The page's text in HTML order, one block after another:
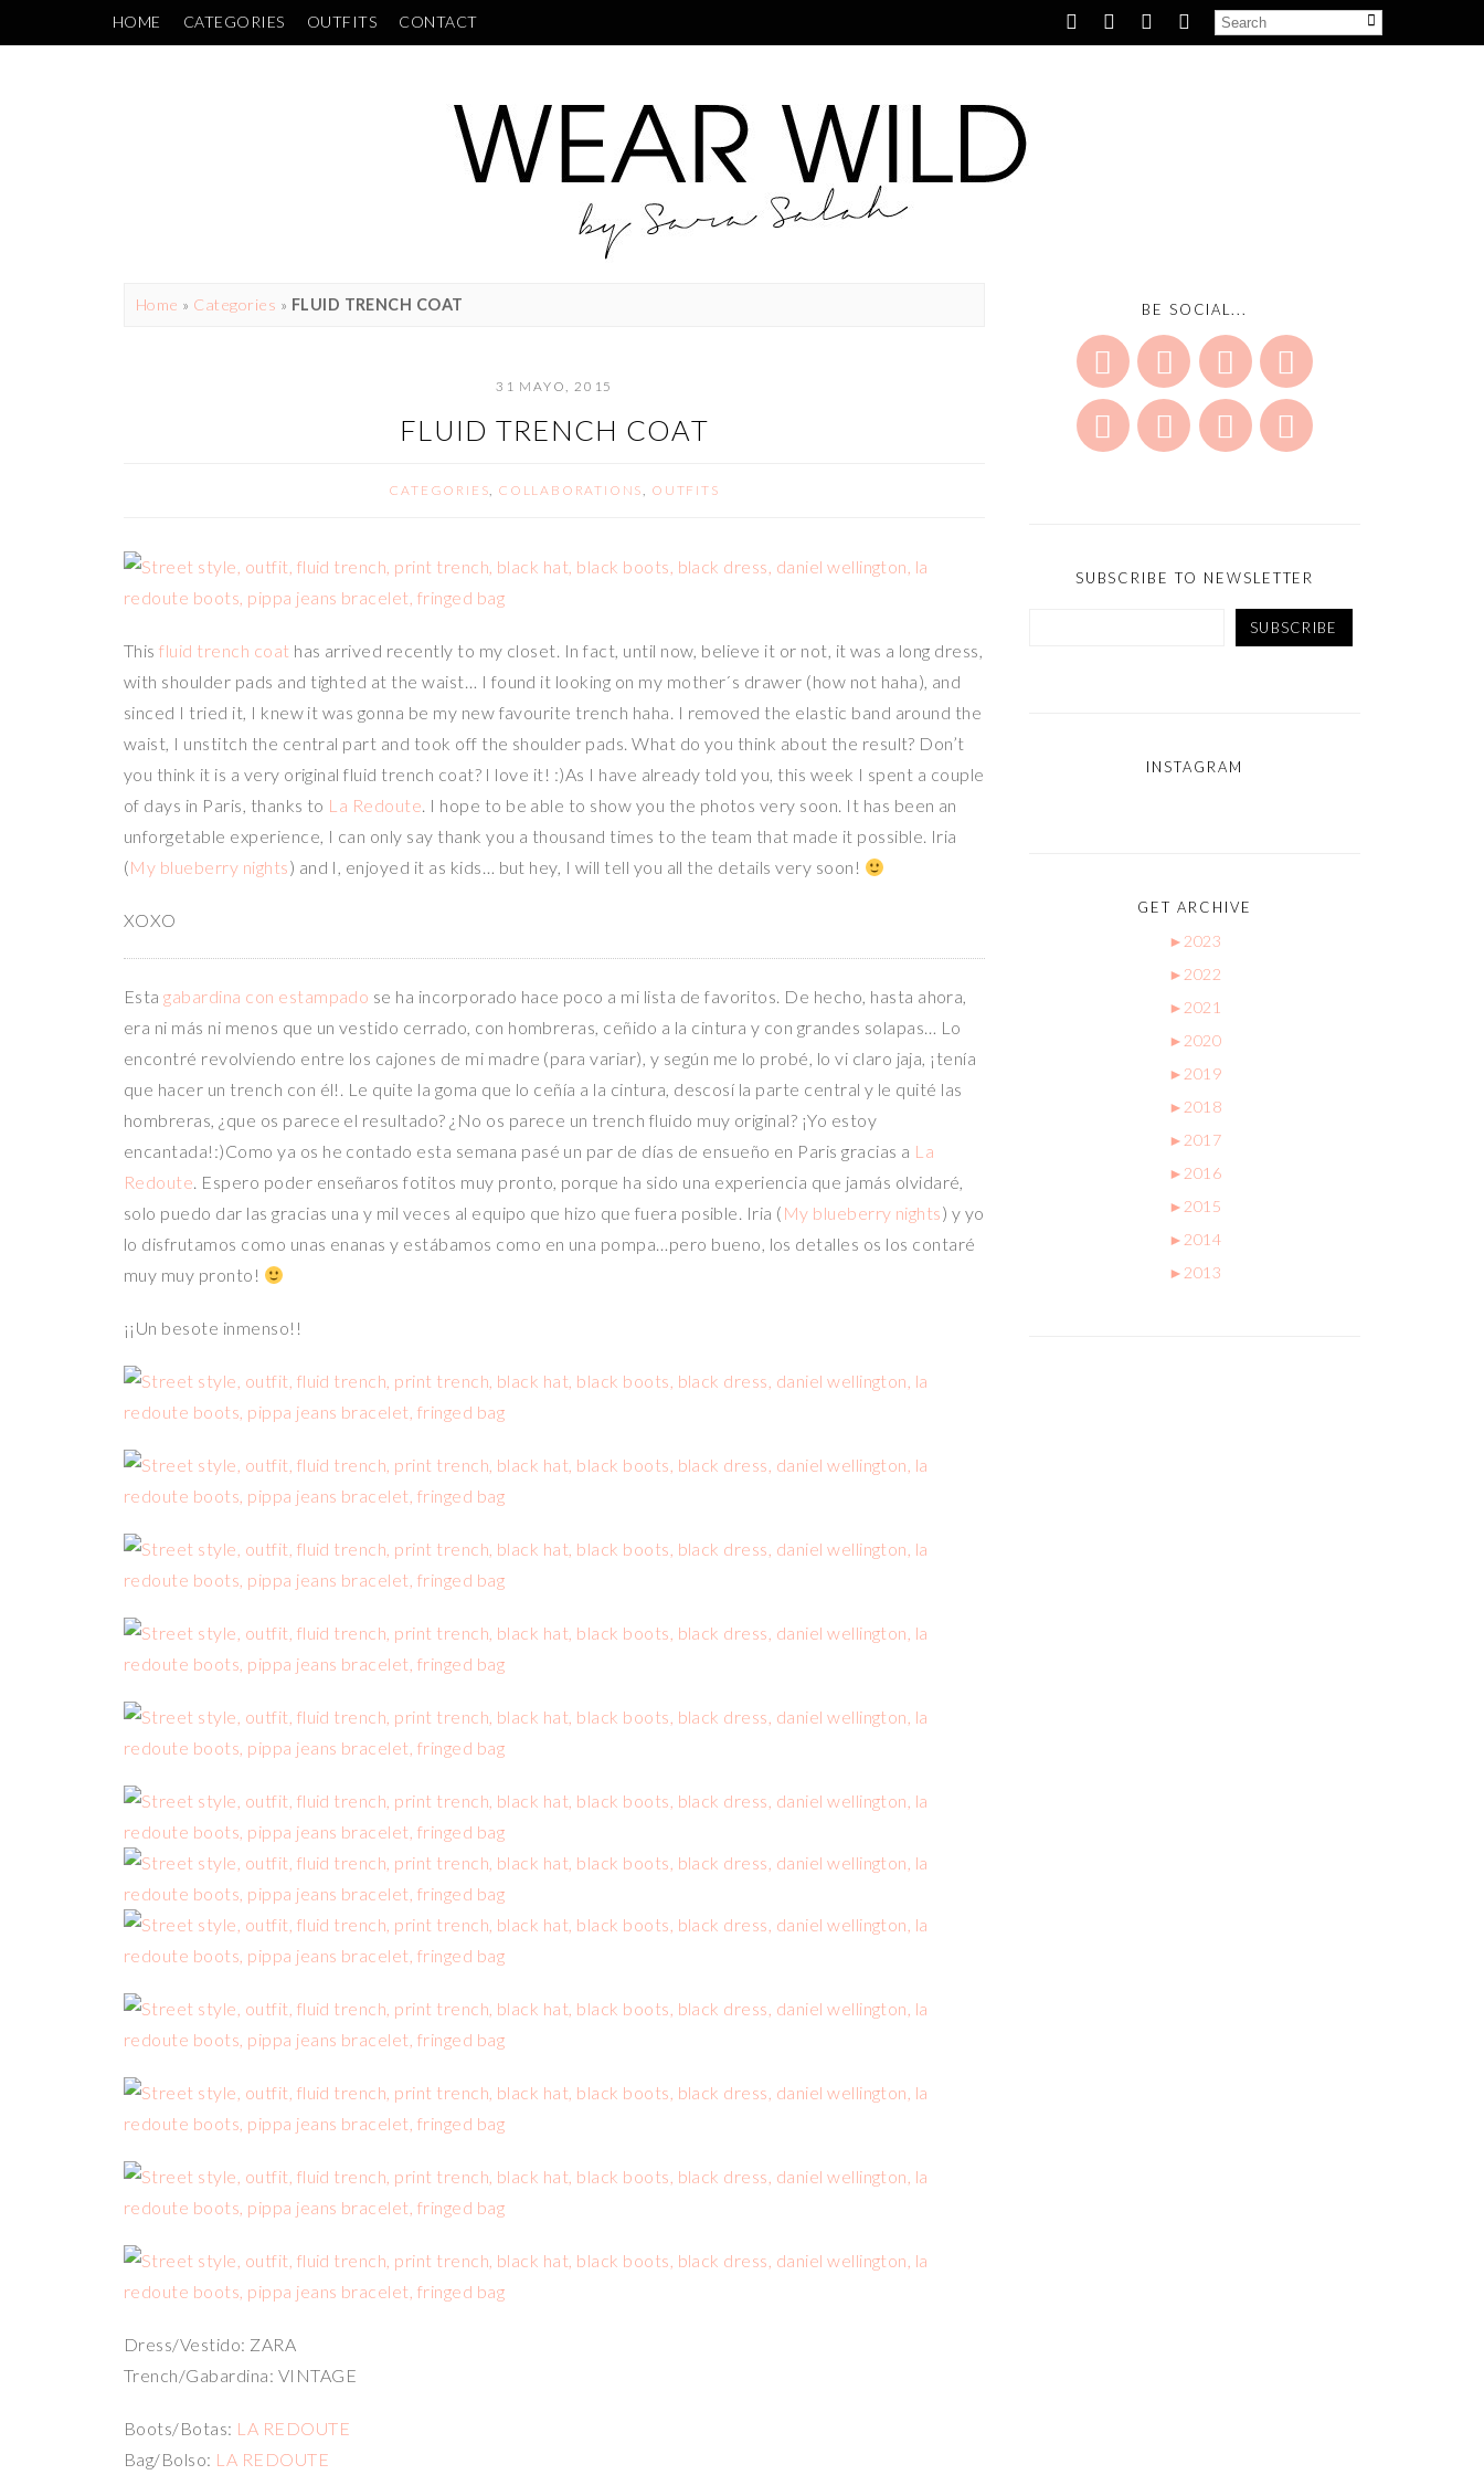
HOME CATEGORIES OUTFITS CONTACT
Home » Categories » FLUID TRENCH COAT
31 MAYO, 2015
FLUID TRENCH COAT
CATEGORIES, COLLABORATIONS, OUTFITS
Thisfluid trench coat has arrived recently to my closet. In fact, until now, believe it or not, it was a long dress,
with shoulder pads and tighted at the waist… I found it looking on my mother´s drawer (how not haha), and
sinced I tried it, I knew it was gonna be my new favourite trench haha. I removed the elastic band around the
waist, I unstitch the central part and took off the shoulder pads. What do you think about the result? Don’t
you think it is a very original fluid trench coat? I love it! :)As I have already told you, this week I spent a couple
of days in Paris, thanks to La Redoute. I hope to be able to show you the photos very soon. It has been an
unforgetable experience, I can only say thank you a thousand times to the team that made it possible. Iria
(My blueberry nights) and I, enjoyed it as kids… but hey, I will tell you all the details very soon!
XOXO
Estagabardina con estampado se ha incorporado hace poco a mi lista de favoritos. De hecho, hasta ahora,
era ni más ni menos que un vestido cerrado, con hombreras, ceñido a la cintura y con grandes solapas… Lo
encontré revolviendo entre los cajones de mi madre (para variar), y según me lo probé, lo vi claro jaja, ¡tenía
que hacer un trench con él!. Le quite la goma que lo ceñía a la cintura, descosí la parte central y le quité las
hombreras, ¿que os parece el resultado? ¿No os parece un trench fluido muy original? ¡Yo estoy
encantada!:)Como ya os he contado esta semana pasé un par de días de ensueño en Paris gracias a La
Redoute. Espero poder enseñaros fotitos muy pronto, porque ha sido una experiencia que jamás olvidaré,
solo puedo dar las gracias una y mil veces al equipo que hizo que fuera posible. Iria ( My blueberry nights) y yo
lo disfrutamos como unas enanas y estábamos como en una pompa…pero bueno, los detalles os los contaré
muy muy pronto!
¡¡Un besote inmenso!!
Dress/Vestido: ZARA
Trench/Gabardina: VINTAGE
Boots/Botas: LA REDOUTE
Bag/Bolso: LA REDOUTE
BE SOCIAL...
SUBSCRIBE TO NEWSLETTER
INSTAGRAM
GET ARCHIVE
► 2023
► 2022
► 2021
► 2020
► 2019
► 2018
► 2017
► 2016
► 2015
► 2014
► 2013